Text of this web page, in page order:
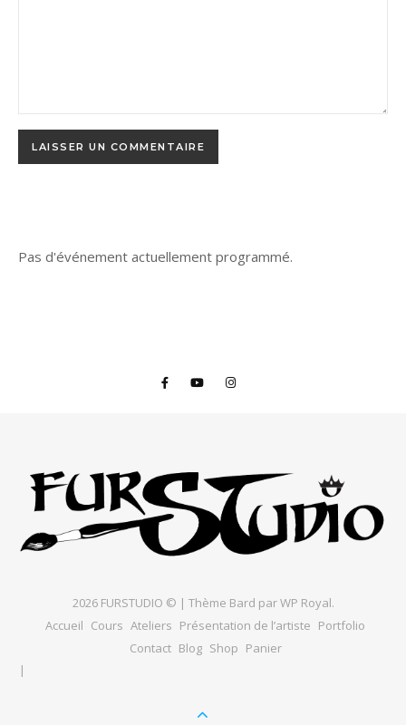
Pas d'événement actuellement programmé.
2026 FURSTUDIO © | Thème Bard parWP Royal.
Accueil Cours Ateliers Présentation de l’artiste Portfolio
Contact Blog Shop Panier